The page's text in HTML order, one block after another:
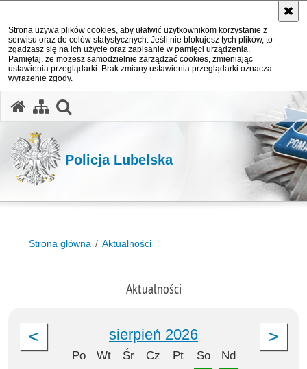
Strona używa plików cookies, aby ułatwić użytkownikom korzystanie z
serwisu oraz do celów statystycznych. Jeśli nie blokujesz tych plików, to
zgadzasz się na ich użycie oraz zapisanie w pamięci urządzenia.
Pamiętaj, że możesz samodzielnie zarządzać cookies, zmieniając
ustawienia przeglądarki. Brak zmiany ustawienia przeglądarki oznacza
wyrażenie zgody.
Policja Lubelska
Strona główna Aktualności
Aktualności
sierpień 2026
Po Wt Śr Cz Pt So
Nd